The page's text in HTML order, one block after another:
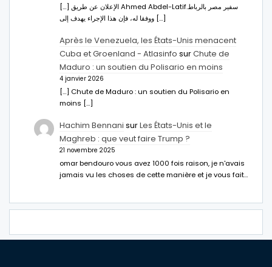
[…] الإعلان عن طريق Ahmed Abdel-Latifسفير مصر بالرباط.
ووفقا له، فإن هذا الإجراء يهدف إلى […]
Après le Venezuela, les États-Unis menacent
Cuba et Groenland - Atlasinfo surChute de
Maduro : un soutien du Polisario en moins
4 janvier 2026
[…] Chute de Maduro : un soutien du Polisario en
moins […]
Hachim Bennani surLes États-Unis et le
Maghreb : que veut faire Trump ?
21 novembre 2025
omar bendouro vous avez 1000 fois raison, je n'avais
jamais vu les choses de cette manière et je vous fait…